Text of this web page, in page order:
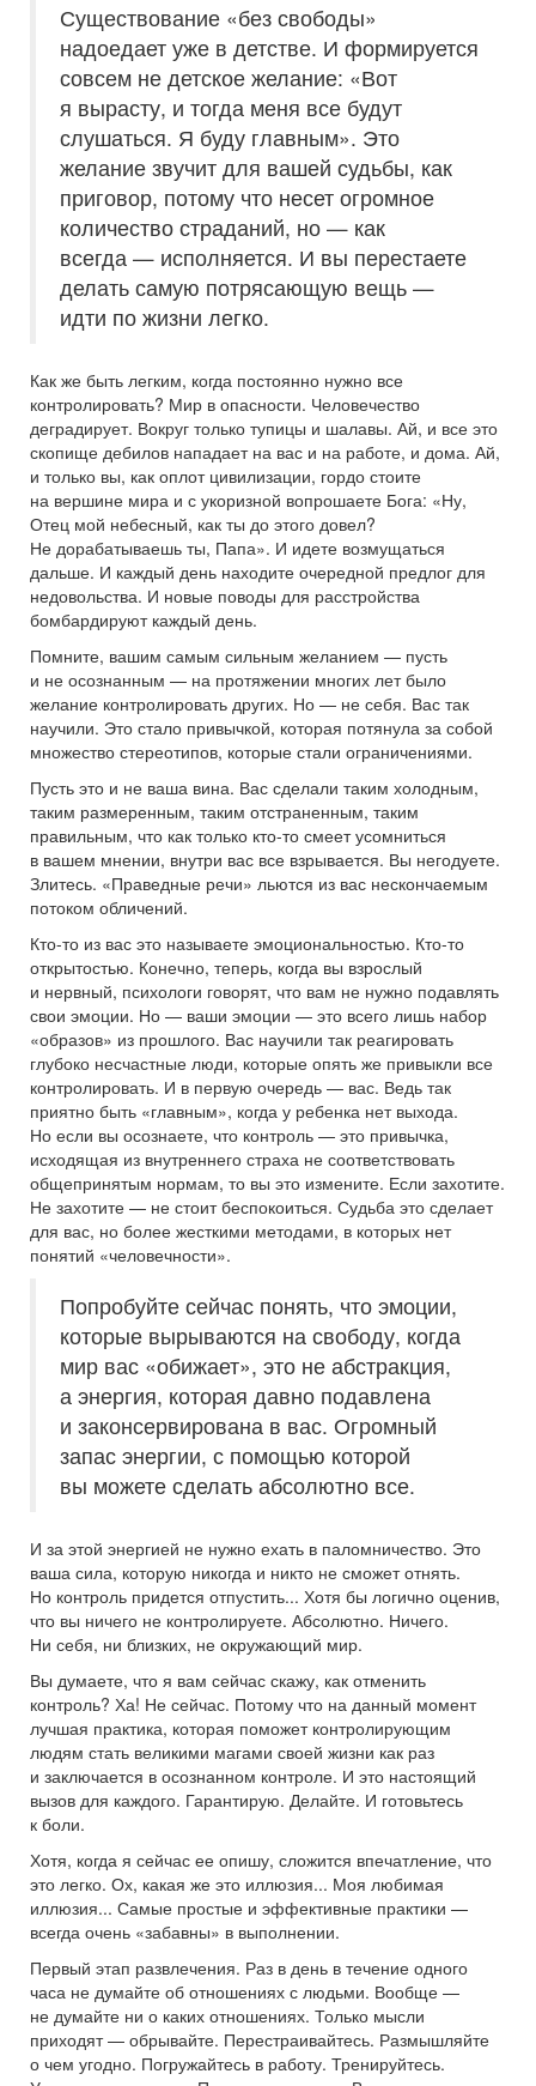
Существование «без свободы»
надоедает уже в детстве. И формируется
совсем не детское желание: «Вот
я вырасту, и тогда меня все будут
слушаться. Я буду главным». Это
желание звучит для вашей судьбы, как
приговор, потому что несет огромное
количество страданий, но — как
всегда — исполняется. И вы перестаете
делать самую потрясающую вещь —
идти по жизни легко.
Как же быть легким, когда постоянно нужно все
контролировать? Мир в опасности. Человечество
деградирует. Вокруг только тупицы и шалавы. Ай, и все это
скопище дебилов нападает на вас и на работе, и дома. Ай,
и только вы, как оплот цивилизации, гордо стоите
на вершине мира и с укоризной вопрошаете Бога: «Ну,
Отец мой небесный, как ты до этого довел?
Не дорабатываешь ты, Папа». И идете возмущаться
дальше. И каждый день находите очередной предлог для
недовольства. И новые поводы для расстройства
бомбардируют каждый день.
Помните, вашим самым сильным желанием — пусть
и не осознанным — на протяжении многих лет было
желание контролировать других. Но — не себя. Вас так
научили. Это стало привычкой, которая потянула за собой
множество стереотипов, которые стали ограничениями.
Пусть это и не ваша вина. Вас сделали таким холодным,
таким размеренным, таким отстраненным, таким
правильным, что как только кто-то смеет усомниться
в вашем мнении, внутри вас все взрывается. Вы негодуете.
Злитесь. «Праведные речи» льются из вас нескончаемым
потоком обличений.
Кто-то из вас это называете эмоциональностью. Кто-то
открытостью. Конечно, теперь, когда вы взрослый
и нервный, психологи говорят, что вам не нужно подавлять
свои эмоции. Но — ваши эмоции — это всего лишь набор
«образов» из прошлого. Вас научили так реагировать
глубоко несчастные люди, которые опять же привыкли все
контролировать. И в первую очередь — вас. Ведь так
приятно быть «главным», когда у ребенка нет выхода.
Но если вы осознаете, что контроль — это привычка,
исходящая из внутреннего страха не соответствовать
общепринятым нормам, то вы это измените. Если захотите.
Не захотите — не стоит беспокоиться. Судьба это сделает
для вас, но более жесткими методами, в которых нет
понятий «человечности».
Попробуйте сейчас понять, что эмоции,
которые вырываются на свободу, когда
мир вас «обижает», это не абстракция,
а энергия, которая давно подавлена
и законсервирована в вас. Огромный
запас энергии, с помощью которой
вы можете сделать абсолютно все.
И за этой энергией не нужно ехать в паломничество. Это
ваша сила, которую никогда и никто не сможет отнять.
Но контроль придется отпустить... Хотя бы логично оценив,
что вы ничего не контролируете. Абсолютно. Ничего.
Ни себя, ни близких, не окружающий мир.
Вы думаете, что я вам сейчас скажу, как отменить
контроль? Ха! Не сейчас. Потому что на данный момент
лучшая практика, которая поможет контролирующим
людям стать великими магами своей жизни как раз
и заключается в осознанном контроле. И это настоящий
вызов для каждого. Гарантирую. Делайте. И готовьтесь
к боли.
Хотя, когда я сейчас ее опишу, сложится впечатление, что
это легко. Ох, какая же это иллюзия... Моя любимая
иллюзия... Самые простые и эффективные практики —
всегда очень «забавны» в выполнении.
Первый этап развлечения. Раз в день в течение одного
часа не думайте об отношениях с людьми. Вообще —
не думайте ни о каких отношениях. Только мысли
приходят — обрывайте. Перестраивайтесь. Размышляйте
о чем угодно. Погружайтесь в работу. Тренируйтесь.